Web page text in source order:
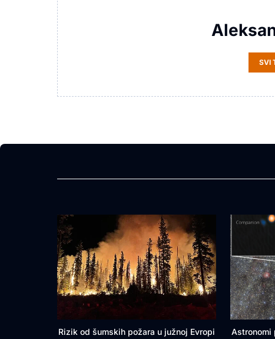
SVI
Rizik od šumskih požara u južnoj Evropi
Astronomi